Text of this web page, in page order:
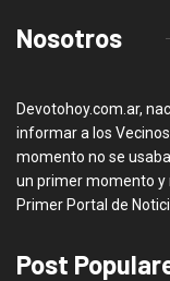
Nosotros
Devotohoy.com.ar,
informar a los
momento no se
un primer momento y
Primer Portal de
Post